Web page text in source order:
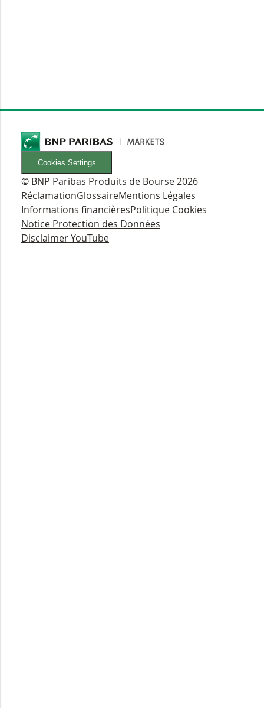
Cookies Settings
© BNP Paribas Produits de Bourse 2026
RéclamationGlossaireMentions Légales
Informations financièresPolitique Cookies
Notice Protection des Données
Disclaimer YouTube